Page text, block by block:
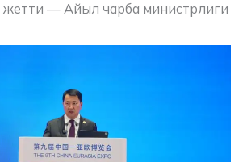
жетти — Айыл чарба министрлиги